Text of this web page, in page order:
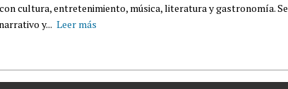
cultura, entretenimiento, música, literatura y gastronomía. Se
y... Leer más